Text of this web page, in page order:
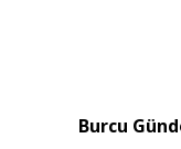
Burcu